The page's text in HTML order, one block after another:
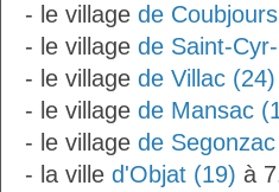
- le village de
- le village de Saint-
- le village de Villac (24)
- le village de Mansac
- le village de
- la ville d'Objat (19) à